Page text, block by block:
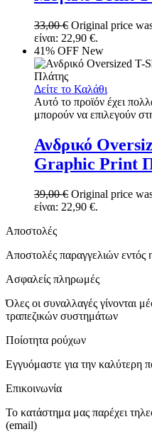
33,00€ Original price
είναι: 22,90 €.
41% OFF New
Δείτε το Καλάθι
Αυτό το προϊόν έχει
μπορούν να επιλεγούν
Ανδρικό
Graphic Print
39,00€ Original price
είναι: 22,90 €.
Αποστολές
Αποστολές παραγγελιών εντός
Ασφαλείς πληρωμές
Όλες οι συναλλαγές γίνονται
τραπεζικών συστημάτων
Ποίοτητα ρούχων
Εγγυόμαστε για την καλύτερη
Επικοινωνία
Το κατάστημα μας παρέχει
(email)